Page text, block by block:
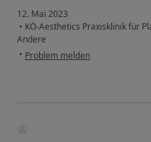
12. Mai 2023
• KÖ-Aesthetics Praxisklinik für
Andere
• Problem melden